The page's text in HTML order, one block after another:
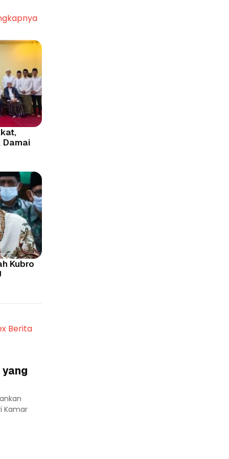
Damai
Kubro
Berita
Kamar